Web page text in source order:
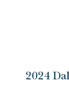
2024